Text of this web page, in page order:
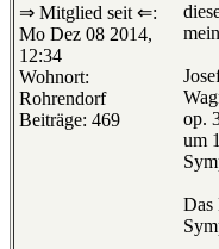
⇒ Mitglied seit ⇐:
Mo Dez 08 2014,
12:34
Wohnort:
Rohrendorf
Beiträge: 469
op.
um
Das